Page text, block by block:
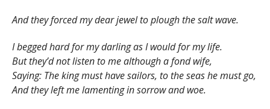
And they forced my dear jewel to plough the salt wave.
I begged hard for my darling as I would for my life.
But they’d not listen to me although a fond wife,
Saying: The king must have sailors, to the seas he must go,
And they left me lamenting in sorrow and woe.